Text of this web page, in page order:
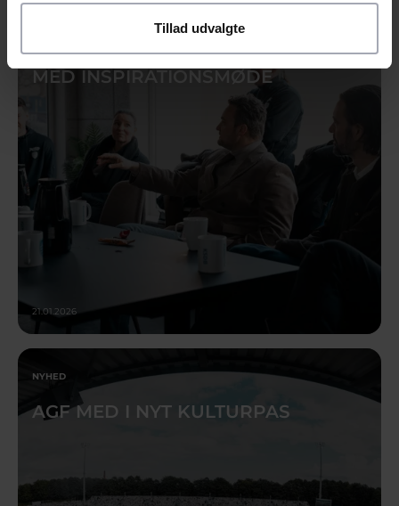
Tillad udvalgte
STARTBLOKKEN STARTEDE NYT ÅR
MED INSPIRATIONSMØDE
21.01.2026
NYHED
AGF MED I NYT KULTURPAS